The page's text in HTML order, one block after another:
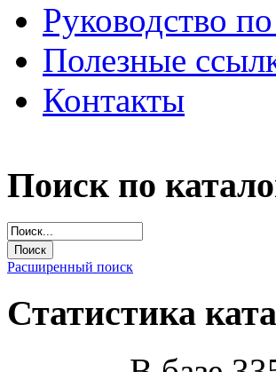
Руководство
Полезные
Контакты
Поиск по
Расширенный поиск
Статистика